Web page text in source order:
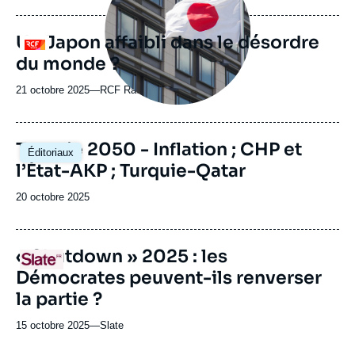
journal,
revue
ou
émission
Logo
Un Japon affaibli dans le désordre
du monde ?
21 octobre 2025—Nom
journal,
ou
émission
RCF Radio
Éditoriaux
Image
principale
Turquie 2050 - Inflation ; CHP et
l’État-AKP ; Turquie-Qatar
Date
publication
20 octobre 2025
Logo
URL
de
Spotify
« Shutdown » 2025 : les
Démocrates peuvent-ils renverser
la partie ?
15 octobre 2025—Nom
Slate